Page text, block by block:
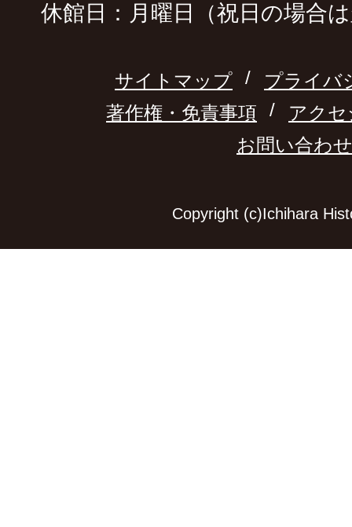
休館日：月曜日（祝日の場合
サイトマップ
プライバ
著作権・免責事項
アク
お問い合わせ
Copyright (c)Ichihara